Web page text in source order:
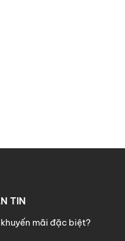
TIN
mãi đặc biệt?